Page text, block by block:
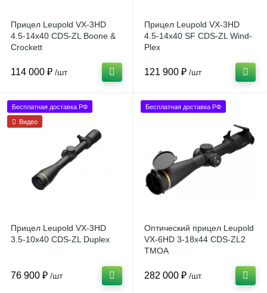
Прицел Leupold VX-3HD
4.5-14x40 CDS-ZL Boone &
Crockett
114 000 ₽ /шт
Прицел Leupold VX-3HD
4.5-14x40 SF CDS-ZL Wind-
Plex
121 900 ₽ /шт
Бесплатная доставка РФ
Видео
Прицел Leupold VX-3HD
3.5-10x40 CDS-ZL Duplex
76 900 ₽ /шт
Бесплатная доставка РФ
Оптический прицел Leupold
VX-6HD 3-18x44 CDS-ZL2
TMOA
282 000 ₽ /шт